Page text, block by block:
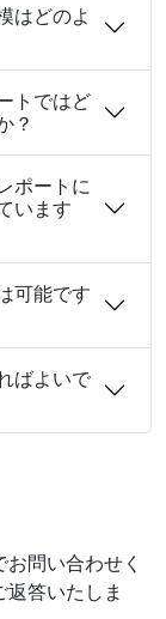
はどのよ
トではど
？
ポートに
います
可能です
ばよいで
問い合わせく
答いたしま